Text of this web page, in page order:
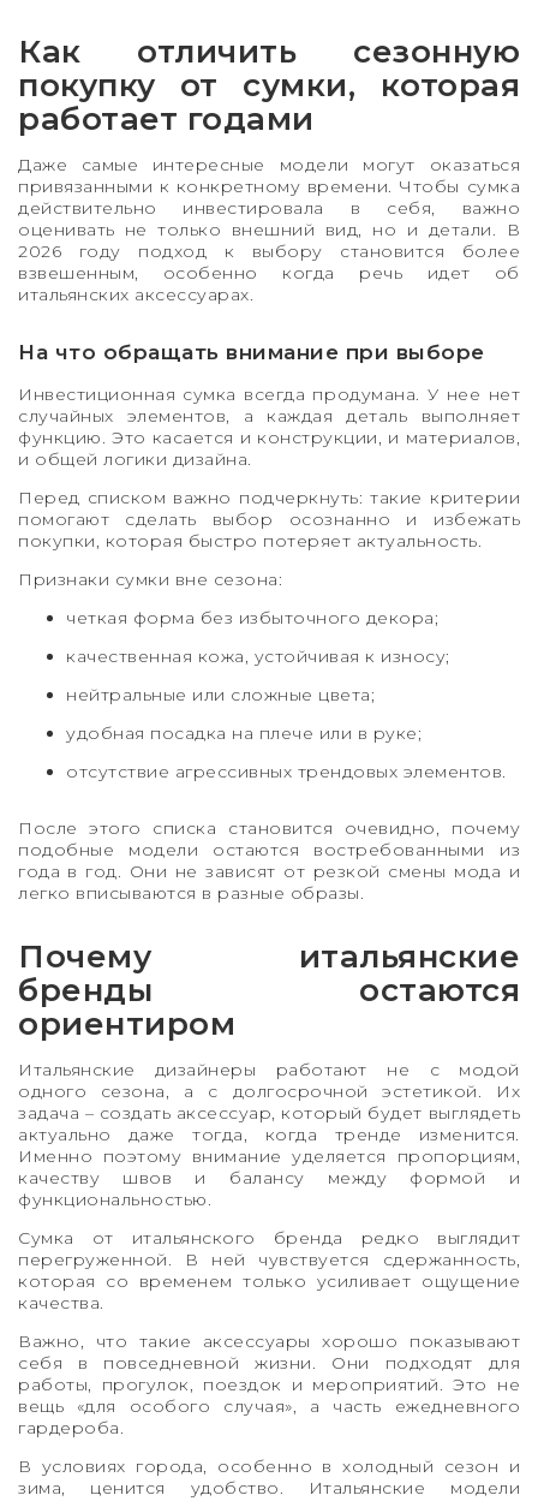
Как отличить сезонную
покупку от сумки, которая
работает годами
Даже самые интересные модели могут оказаться
привязанными к конкретному времени. Чтобы сумка
действительно инвестировала в себя, важно
оценивать не только внешний вид, но и детали. В
2026 году подход к выбору становится более
взвешенным, особенно когда речь идет об
итальянских аксессуарах.
На что обращать внимание при выборе
Инвестиционная сумка всегда продумана. У нее нет
случайных элементов, а каждая деталь выполняет
функцию. Это касается и конструкции, и материалов,
и общей логики дизайна.
Перед списком важно подчеркнуть: такие критерии
помогают сделать выбор осознанно и избежать
покупки, которая быстро потеряет актуальность.
Признаки сумки вне сезона:
четкая форма без избыточного декора;
качественная кожа, устойчивая к износу;
нейтральные или сложные цвета;
удобная посадка на плече или в руке;
отсутствие агрессивных трендовых элементов.
После этого списка становится очевидно, почему
подобные модели остаются востребованными из
года в год. Они не зависят от резкой смены мода и
легко вписываются в разные образы.
Почему итальянские
бренды остаются
ориентиром
Итальянские дизайнеры работают не с модой
одного сезона, а с долгосрочной эстетикой. Их
задача – создать аксессуар, который будет выглядеть
актуально даже тогда, когда тренде изменится.
Именно поэтому внимание уделяется пропорциям,
качеству швов и балансу между формой и
функциональностью.
Сумка от итальянского бренда редко выглядит
перегруженной. В ней чувствуется сдержанность,
которая со временем только усиливает ощущение
качества.
Важно, что такие аксессуары хорошо показывают
себя в повседневной жизни. Они подходят для
работы, прогулок, поездок и мероприятий. Это не
вещь «для особого случая», а часть ежедневного
гардероба.
В условиях города, особенно в холодный сезон и
зима, ценится удобство. Итальянские модели